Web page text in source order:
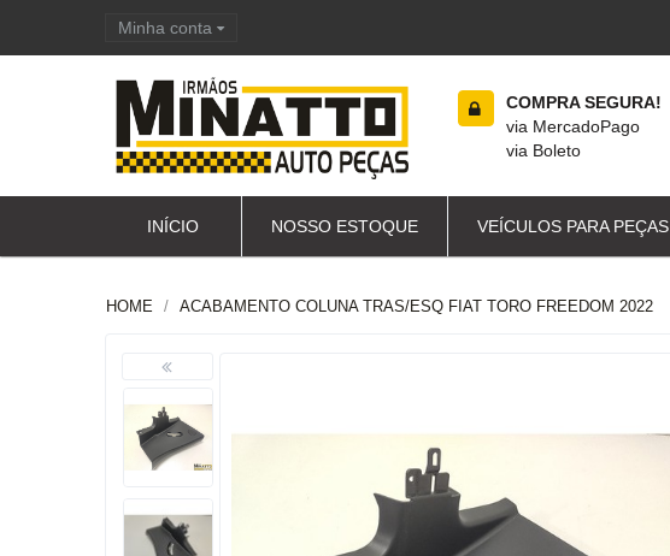
Minha conta
COMPRA SEGURA!
via MercadoPago
via Boleto
INÍCIO NOSSO ESTOQUE VEÍCULOS PARA PEÇAS
HOME ACABAMENTO COLUNA TRAS/ESQ FIAT TORO FREEDOM 2022